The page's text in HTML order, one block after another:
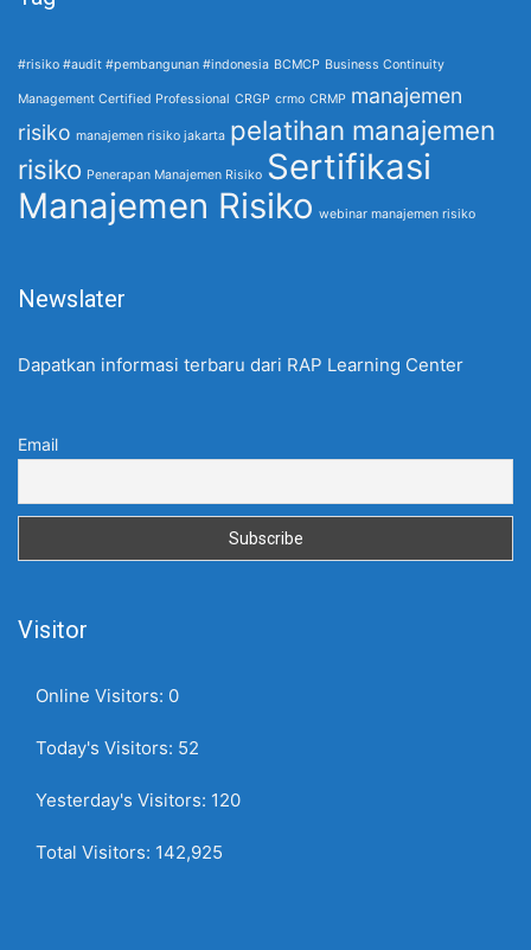
#risiko #audit #pembangunan #indonesia BCMCP Business Continuity
Management Certified Professional CRGP crmo CRMP manajemen
risiko manajemen risiko jakarta pelatihan manajemen
risiko Penerapan Manajemen Risiko Sertifikasi
Manajemen Risiko webinar manajemen risiko
Newslater
Dapatkan informasi terbaru dari RAP Learning Center
Email
Visitor
Online Visitors: 0
Today's Visitors: 52
Yesterday's Visitors: 120
Total Visitors: 142,925